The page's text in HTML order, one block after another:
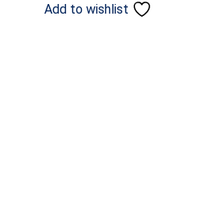
Add to wishlist